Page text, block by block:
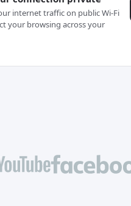
internet traffic on public Wi-Fi
your browsing across your